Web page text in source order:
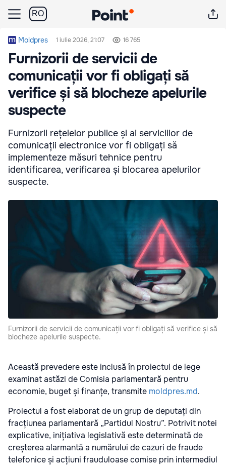
RO
Moldpres 1 iulie 2026, 21:07 16 765
Furnizorii de servicii de
comunicații vor fi obligați să
verifice și să blocheze apelurile
suspecte
Furnizorii rețelelor publice și ai serviciilor de
comunicații electronice vor fi obligați să
implementeze măsuri tehnice pentru
identificarea, verificarea și blocarea apelurilor
suspecte.
Furnizorii de servicii de comunicații vor fi obligați să verifice și să
blocheze apelurile suspecte.
Această prevedere este inclusă în proiectul de lege
examinat astăzi de Comisia parlamentară pentru
economie, buget și finanțe, transmite moldpres.md.
Proiectul a fost elaborat de un grup de deputați din
fracțiunea parlamentară „Partidul Nostru”. Potrivit notei
explicative, inițiativa legislativă este determinată de
creșterea alarmantă a numărului de cazuri de fraude
telefonice și acțiuni frauduloase comise prin intermediul